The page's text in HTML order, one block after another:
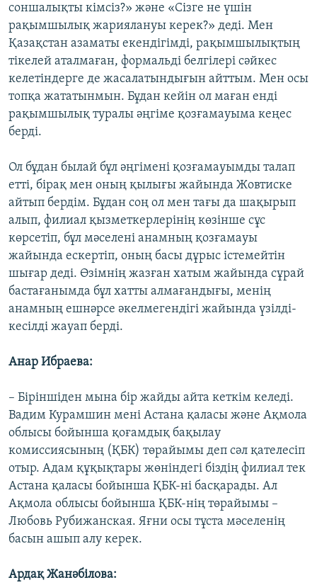
соншалықты кімсіз?» және «Сізге не үшін
рақымшылық жариялануы керек?» деді. Мен
Қазақстан азаматы екендігімді, рақымшылықтың
тікелей аталмаған, формальді белгілері сәйкес
келетіндерге де жасалатындығын айттым. Мен осы
топқа жататынмын. Бұдан кейін ол маған енді
рақымшылық туралы әңгіме қозғамауыма кеңес
берді.
Ол бұдан былай бұл әңгімені қозғамауымды талап
етті, бірақ мен оның қылығы жайында Жовтиске
айтып бердім. Бұдан соң ол мен тағы да шақырып
алып, филиал қызметкерлерінің көзінше сұс
көрсетіп, бұл мәселені анамның қозғамауы
жайында ескертіп, оның басы дұрыс істемейтін
шығар деді. Өзімнің жазған хатым жайында сұрай
бастағанымда бұл хатты алмағандығы, менің
анамның ешнәрсе әкелмегендігі жайында үзілді-
кесілді жауап берді.
Анар Ибраева:
– Біріншіден мына бір жайды айта кеткім келеді.
Вадим Курамшин мені Астана қаласы және Ақмола
облысы бойынша қоғамдық бақылау
комиссиясының (ҚБК) төрайымы деп сәл қателесіп
отыр. Адам құқықтары жөніндегі біздің филиал тек
Астана қаласы бойынша ҚБК-ні басқарады. Ал
Ақмола облысы бойынша ҚБК-нің төрайымы –
Любовь Рубижанская. Яғни осы тұста мәселенің
басын ашып алу керек.
Ардақ Жанәбілова: